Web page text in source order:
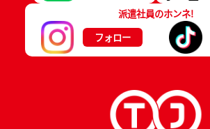
派遣社員のホンネ!
フォロー